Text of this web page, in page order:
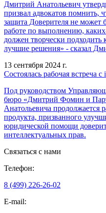
Дмитрий Анатольевич
призвал адвокатов помнить,
защита Доверителя не может
работе по выполнению,
должен творчески подходить
лучшие решения» - сказал
13 сентября 2024 г.
Состоялась рабочая встреча
Под руководством
бюро «Дмитрий Фомин и
Анатольевича продолжается
продукта, призванного
юридической помощи
интеллектуальных прав.
Связаться с нами
Телефон:
8 (499) 226-26-02
E-mail: